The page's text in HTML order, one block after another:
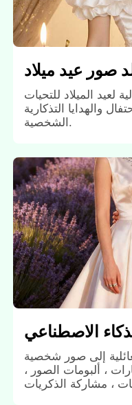
لعيد الميلاد للتحيات
والهدايا التذكارية
الشخصية.
الاصطناعي
إلى صور شخصية
، ألبومات الصور ،